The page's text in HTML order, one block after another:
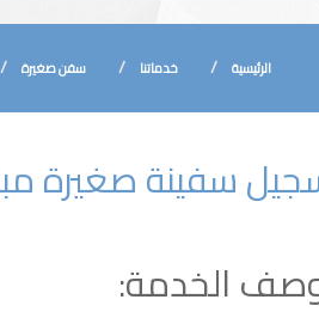
الرئيسية خدماتنا سفن صغيرة
سفينة صغيرة
الخدمة: